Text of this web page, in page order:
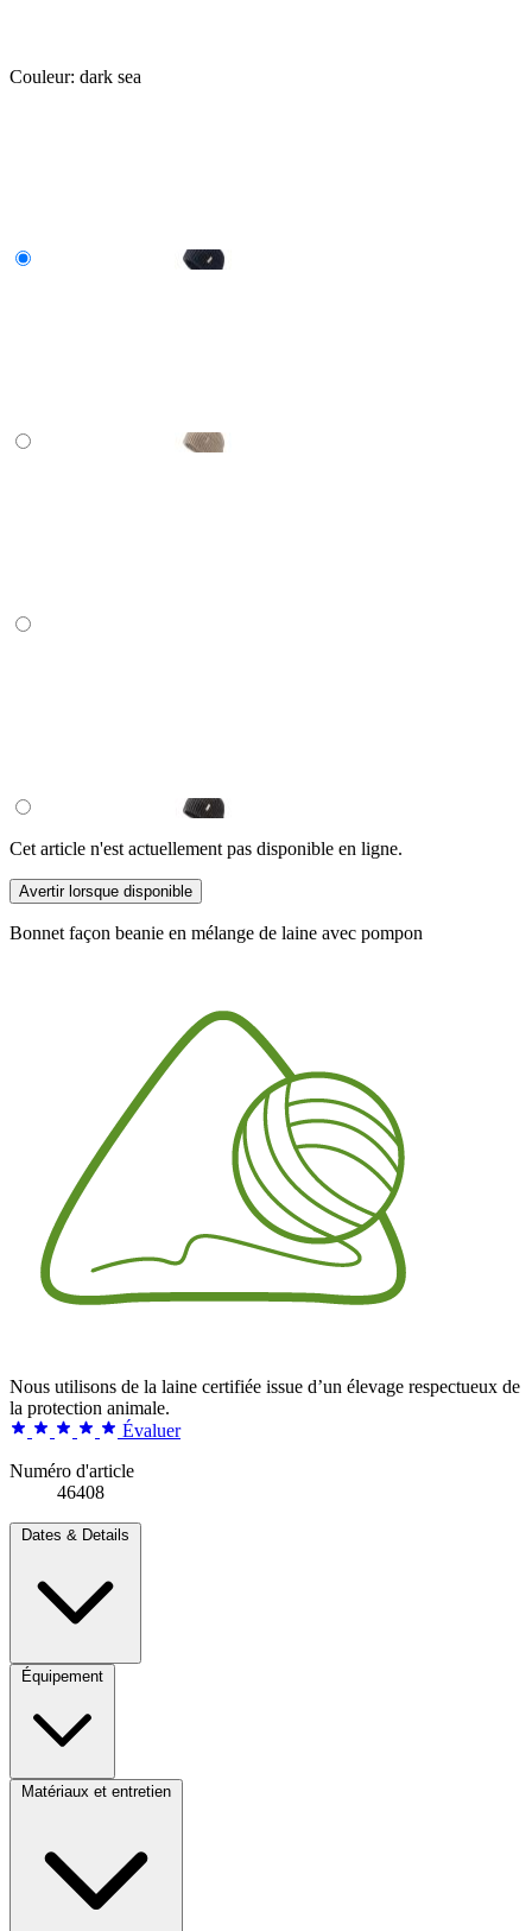
Couleur: dark sea
Cet article n'est actuellement pas disponible en ligne.
Avertir lorsque disponible
Bonnet façon beanie en mélange de laine avec pompon
Nous utilisons de la laine certifiée issue d’un élevage respectueux de
la protection animale.
Évaluer
Numéro d'article
46408
Dates & Details
Équipement
Matériaux et entretien